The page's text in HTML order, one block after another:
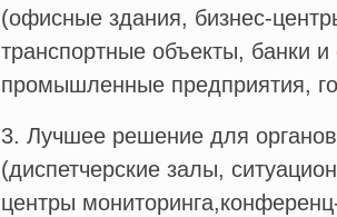
(офисные здания, бизнес-
транспортные объекты, банки
промышленные предприятия,
3. Лучшее решение для органов
(диспетчерские залы,
центры